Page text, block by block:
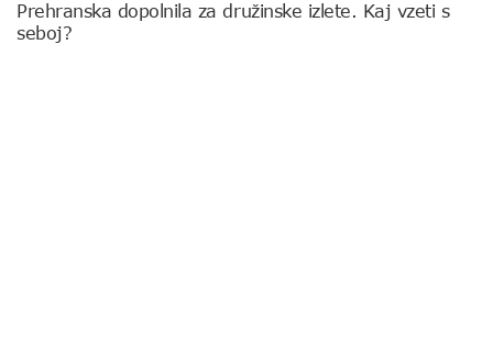
Prehranska dopolnila za družinske izlete. Kaj vzeti s
seboj?